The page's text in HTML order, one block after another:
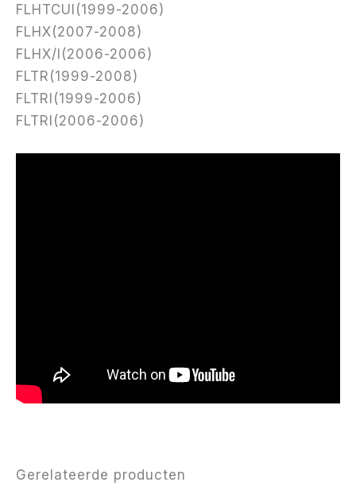
FLHTCUI(1999-2006)
FLHX(2007-2008)
FLHX/I(2006-2006)
FLTR(1999-2008)
FLTRI(1999-2006)
FLTRI(2006-2006)
Gerelateerde producten